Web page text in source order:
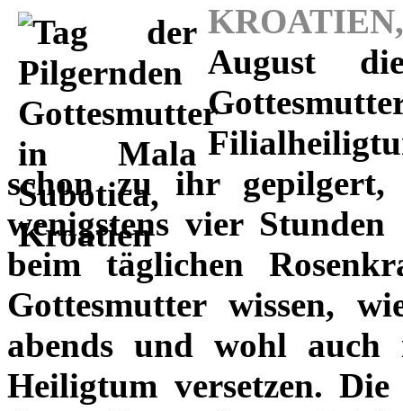
August
schon zu ihr
wenigstens vier
beim täglichen
Gottesmutter wissen,
abends und wohl
Heiligtum versetzen.